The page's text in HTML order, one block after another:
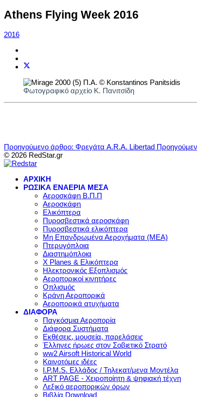
Athens Flying Week 2016
2016
Φωτογραφικό αρχείο Κ. Πανιτσίδη
Προηγούμενο άρθρο: Φρεγάτα A.R.A. Libertad
© 2026 RedStar.gr
ΑΡΧΙΚΗ
ΡΩΣΙΚΑ ΕΝΑΕΡΙΑ ΜΕΣΑ
Αεροσκάφη Β.Π.Π
Αεροσκάφη
Ελικόπτερα
Πυροσβεστικά αεροσκάφη
Πυροσβεστικά ελικόπτερα
Μη Επανδρωμένα Αεροχήματα (ΜΕΑ)
Πτερυγόπλοια
Διαστημόπλοια
X Planes & Ελικόπτερα
Ηλεκτρονικός Εξοπλισμός
Αεροπορικοί κινητήρες
Οπλισμός
Κράνη Αεροπορικά
Αεροπορικά ατυχήματα
ΔΙΑΦΟΡΑ
Παγκόσμια Αεροπορία
Διάφορα Συστήματα
Εκθέσεις, μουσεία, παρελάσεις
Έλληνες ήρωες στον Σοβιετικό Στρατό
ww2 Airsoft Historical World
Καινοτόμες ιδέες
I.P.M.S. Ελλάδος / Τηλεκατ/μενα Μοντέλα
ART PAGE - Χειροποίητη & ψηφιακή τέχνη
Λεξικό αεροπορικών όρων
Βιβλία Download